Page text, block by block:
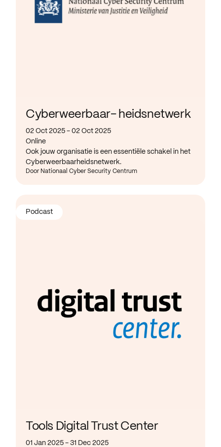
Cyberweerbaar- heidsnetwerk
02 Oct 2025 - 02 Oct 2025
Online
Ook jouw organisatie is een essentiële schakel in het
Cyberweerbaarheidsnetwerk.
Door Nationaal Cyber Security Centrum
Tools Digital Trust Center
01 Jan 2025 - 31 Dec 2025
Podcast